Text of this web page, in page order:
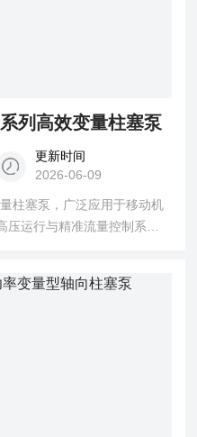
列高效变量柱塞泵
更新时间
2026-06-09
柱塞泵，广泛应用于移动机
运行与精准流量控制系统